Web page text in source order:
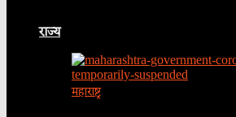
राज्य
महाराष्ट्र